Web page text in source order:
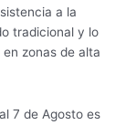
a la
tradicional y lo
zonas de alta
7 de Agosto es